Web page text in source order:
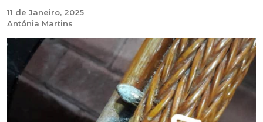
11 de Janeiro, 2025
Antónia Martins